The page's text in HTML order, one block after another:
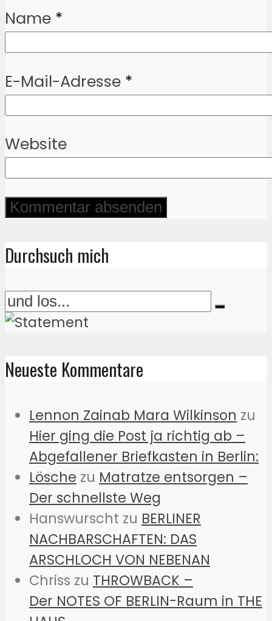
Name *
E-Mail-Adresse *
Website
Durchsuch mich
Neueste Kommentare
Lennon Zainab Mara Wilkinson zu
Hier ging die Post ja richtig ab –
Abgefallener Briefkasten in Berlin:
Lösche zu Matratze entsorgen –
Der schnellste Weg
Hanswurscht zu BERLINER
NACHBARSCHAFTEN: DAS
ARSCHLOCH VON NEBENAN
Chriss zu THROWBACK –
Der NOTES OF BERLIN-Raum in THE